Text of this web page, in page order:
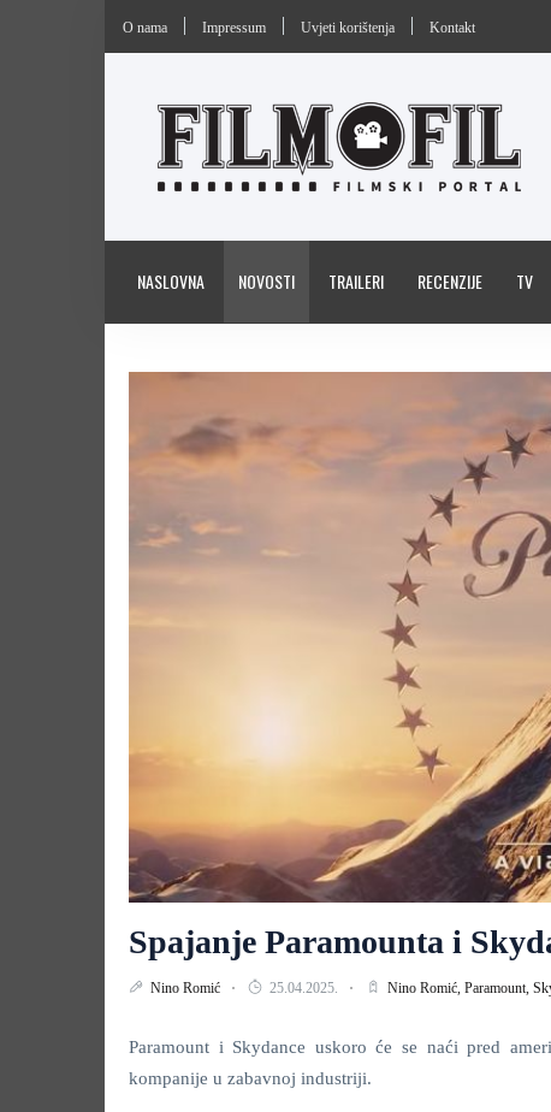
O nama Impressum Uvjeti korištenja Kontakt
NASLOVNA NOVOSTI TRAILERI RECENZIJE TV
Spajanje Paramounta i
Nino Romić 25.04.2025. Nino Romić, Paramount,
Paramount i Skydance uskoro će se naći pred
kompanije u zabavnoj industriji.